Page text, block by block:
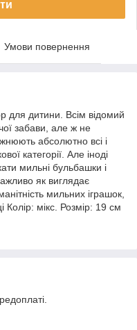
Умови повернення
для дитини. Всім відомий
забави, але ж не
абсолютно всі і
категорії. Але іноді
мильні бульбашки і
як виглядає
мильних іграшок,
мікс. Розмір: 19 см